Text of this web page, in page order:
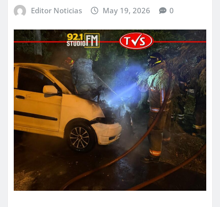
Editor Noticias May 19, 2026 0